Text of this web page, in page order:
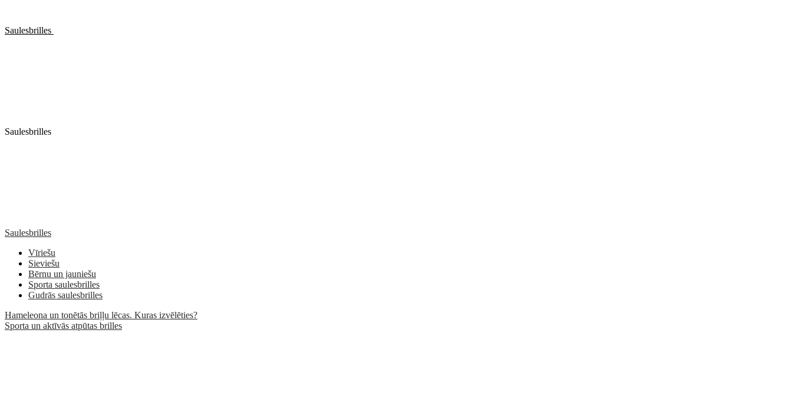
Saulesbrilles
Saulesbrilles
Saulesbrilles
Vīriešu
Sieviešu
Bērnu un jauniešu
Sporta saulesbrilles
Gudrās saulesbrilles
Hameleona un tonētās briļļu lēcas. Kuras izvēlēties?
Sporta un aktīvās atpūtas brilles